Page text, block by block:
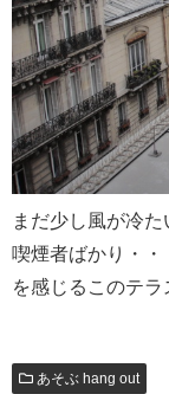
まだ少し風が冷
喫煙者ばかり・
を感じるこのテラ
あそぶ hang out